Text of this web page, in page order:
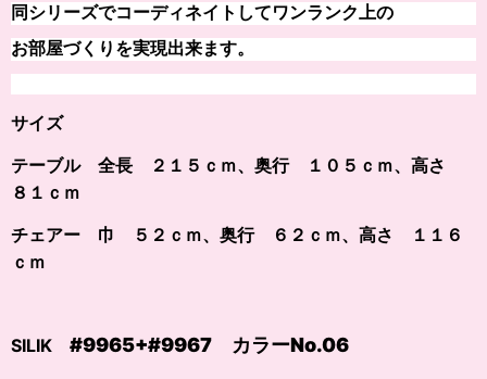
同シリーズでコーディネイトしてワンランク上の
お部屋づくりを実現出来ます。
サイズ
テーブル 全長 ２１５ｃｍ、奥行 １０５ｃｍ、高さ
８１ｃｍ
チェアー 巾 ５２ｃｍ、奥行 ６２ｃｍ、高さ １１６
ｃｍ
SILIK #9965+#9967 カラーNo.06